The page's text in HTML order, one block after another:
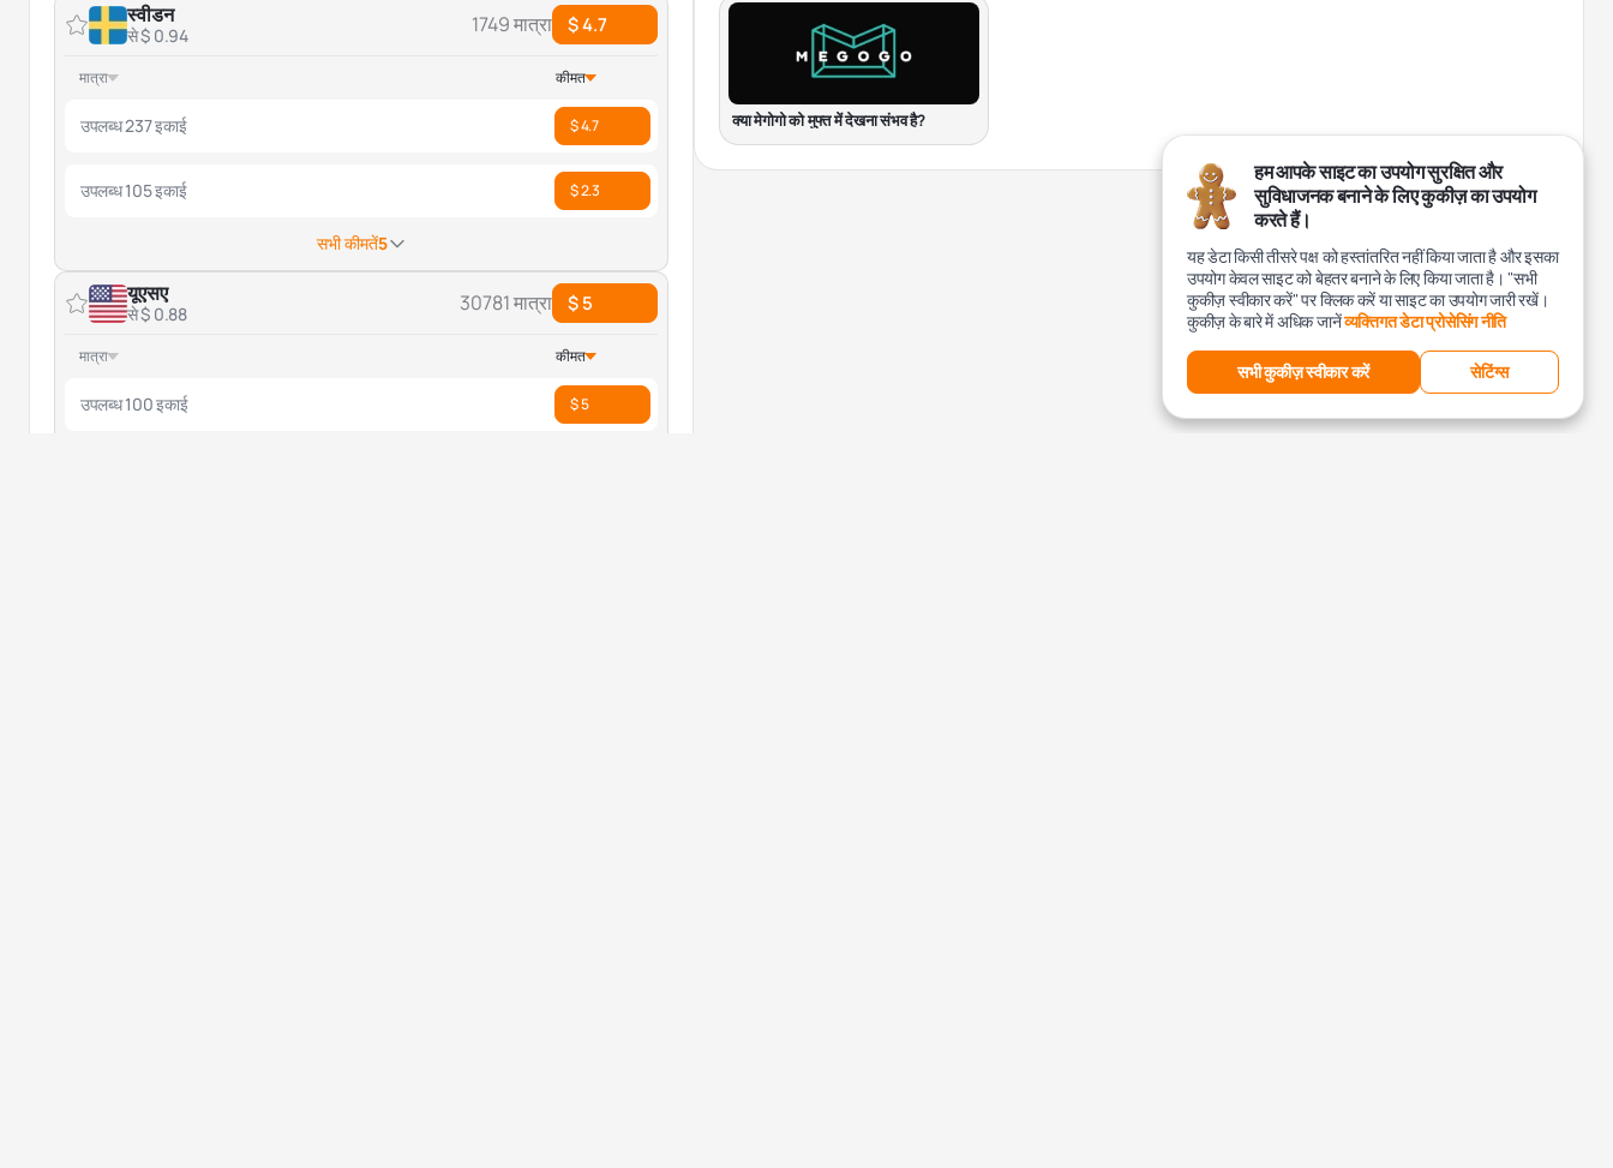
स्वीडन
से $ 0.94 1749 मात्रा $ 4.7
मात्रा कीमत
उपलब्ध 237 इकाई $ 4.7
उपलब्ध 105 इकाई $ 2.3
सभी कीमतें5
यूएसए
से $ 0.88 30781 मात्रा $ 5
मात्रा कीमत
उपलब्ध 100 इकाई $ 5
क्या मेगोगो को मुफ्त में देखना संभव है?
हम आपके साइट का उपयोग सुरक्षित और
सुविधाजनक बनाने के लिए कुकीज़ का उपयोग
करते हैं।
यह डेटा किसी तीसरे पक्ष को हस्तांतरित नहीं किया जाता है और इसका
उपयोग केवल साइट को बेहतर बनाने के लिए किया जाता है। "सभी
कुकीज़ स्वीकार करें" पर क्लिक करें या साइट का उपयोग जारी रखें।
कुकीज़ के बारे में अधिक जानेंव्यक्तिगत डेटा प्रोसेसिंग नीति
सभी कुकीज़ स्वीकार करें सेटिंग्स